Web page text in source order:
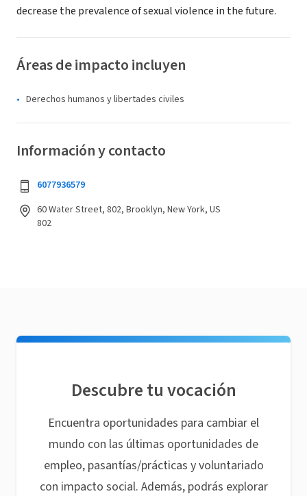
decrease the prevalence of sexual violence in the future.
Áreas de impacto incluyen
Derechos humanos y libertades civiles
Información y contacto
6077936579
60 Water Street, 802, Brooklyn, New York, US
802
Descubre tu vocación
Encuentra oportunidades para cambiar el
mundo con las últimas oportunidades de
empleo, pasantías/prácticas y voluntariado
con impacto social. Además, podrás explorar